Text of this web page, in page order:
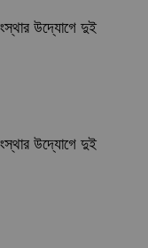
উদ্যোগে দুই
উদ্যোগে দুই